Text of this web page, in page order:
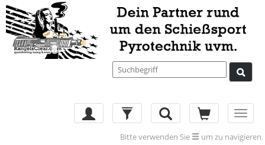
Bitte verwenden Sie um zu navigieren.